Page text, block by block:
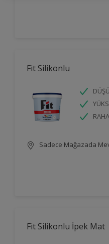
Fit Silikonlu
Sadece Mağazada
Fit Silikonlu İpek Mat